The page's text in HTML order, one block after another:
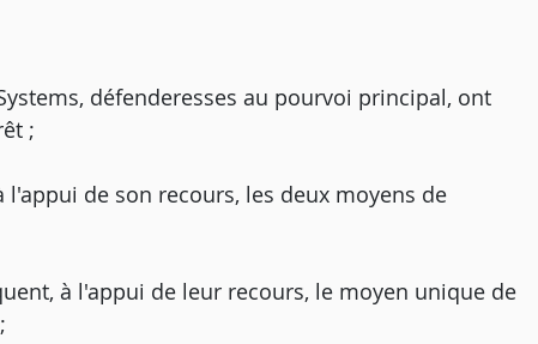
défenderesses au pourvoi principal, ont
;
de son recours, les deux moyens de
à l'appui de leur recours, le moyen unique de